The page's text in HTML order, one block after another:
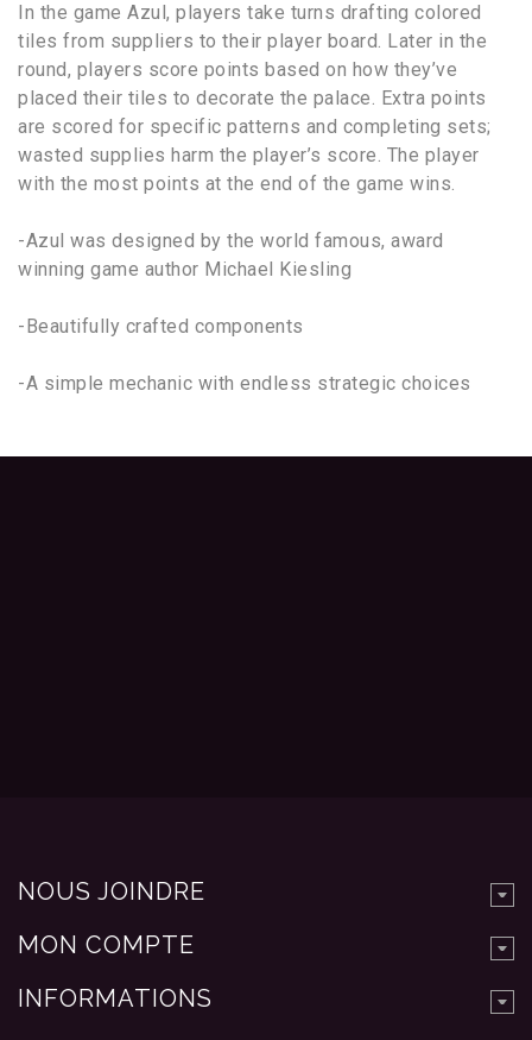
In the game Azul, players take turns drafting colored
tiles from suppliers to their player board. Later in the
round, players score points based on how they’ve
placed their tiles to decorate the palace. Extra points
are scored for specific patterns and completing sets;
wasted supplies harm the player’s score. The player
with the most points at the end of the game wins.
-Azul was designed by the world famous, award
winning game author Michael Kiesling
-Beautifully crafted components
-A simple mechanic with endless strategic choices
NOUS JOINDRE
MON COMPTE
INFORMATIONS